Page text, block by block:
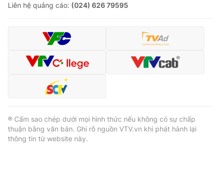
Liên hệ quảng cáo: (024) 626 79595
® Cấm sao chép dưới mọi hình thức nếu không có sự chấp
thuận bằng văn bản. Ghi rõ nguồn VTV.vn khi phát hành lại
thông tin từ website này.